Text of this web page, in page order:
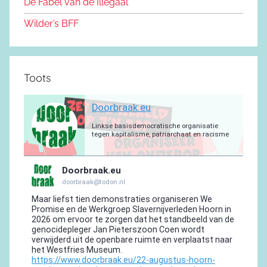
De Fabel van de Illegaal
Wilder’s BFF
Toots